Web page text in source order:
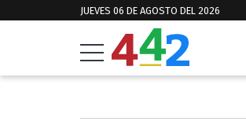
JUEVES 06 DE AGOSTO DEL 2026